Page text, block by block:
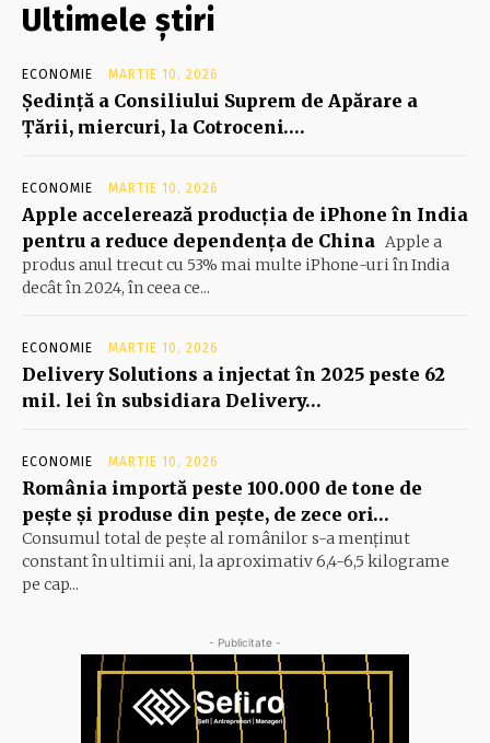
Ultimele știri
ECONOMIE MARTIE 10, 2026
Şedinţă a Consiliului Suprem de Apărare a
Ţării, miercuri, la Cotroceni….
ECONOMIE MARTIE 10, 2026
Apple accelerează producția de iPhone în India
pentru a reduce dependența de China Apple a
produs anul trecut cu 53% mai multe iPhone-uri în India
decât în 2024, în ceea ce...
ECONOMIE MARTIE 10, 2026
Delivery Solutions a injectat în 2025 peste 62
mil. lei în subsidiara Delivery…
ECONOMIE MARTIE 10, 2026
România importă peste 100.000 de tone de
peşte şi produse din peşte, de zece ori…
Consumul total de peşte al ro­mâ­nilor s-a menţinut
constant în ul­timii ani, la aproximativ 6,4-6,5 ki­lograme
pe cap...
- Publicitate -